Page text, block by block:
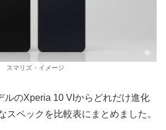
スマリズ・イメージ
ルのXperia 10 VIからどれだけ進化
スペックを比較表にまとめました。